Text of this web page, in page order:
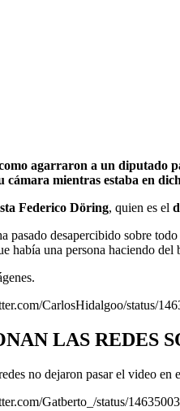
agarraron a un diputado
cámara mientras estaba en
Federico Döring, quien es el
pasado desapercibido sobre
había una persona haciendo del
CarlosHidalgoo/status/
LAS REDES
no dejaron pasar el video en
Gatberto_/status/